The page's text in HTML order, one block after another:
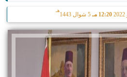
12:20 مـ 5 شوال 1443
هـ